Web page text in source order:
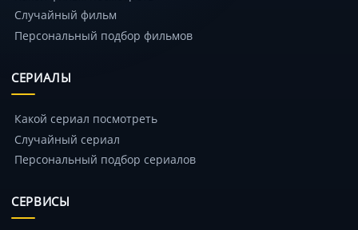
Случайный фильм
Персональный подбор фильмов
СЕРИАЛЫ
Какой сериал посмотреть
Случайный сериал
Персональный подбор сериалов
СЕРВИСЫ